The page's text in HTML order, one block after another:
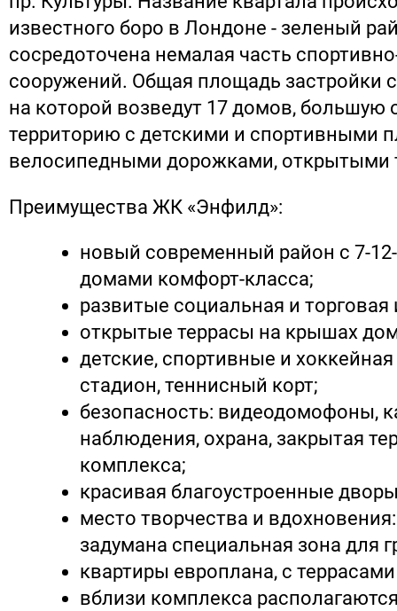
известного боро в Лондоне - зеленый
сосредоточена немалая часть
сооружений. Общая площадь застройки
на которой возведут 17 домов, большую
территорию с детскими и спортивными
велосипедными дорожками, открытыми
Преимущества ЖК «Энфилд»:
новый современный район с 7-
домами комфорт-класса;
развитые социальная и торговая
открытые террасы на крышах
детские, спортивные и
стадион, теннисный корт;
безопасность: видеодомофоны,
наблюдения, охрана, закрытая
комплекса;
красивая благоустроенные
место творчества и
задумана специальная зона для
квартиры европлана, с
вблизи комплекса